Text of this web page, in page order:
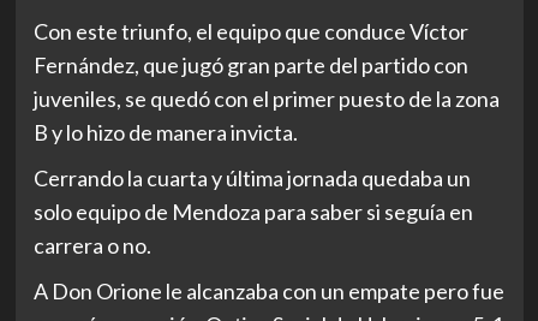
Con este triunfo, el equipo que conduce Víctor
Fernández, que jugó gran parte del partido con
juveniles, se quedó con el primer puesto de la zona
B y lo hizo de manera invicta.
Cerrando la cuarta y última jornada quedaba un
solo equipo de Mendoza para saber si seguía en
carrera o no.
A Don Orione le alcanzaba con un empate pero fue